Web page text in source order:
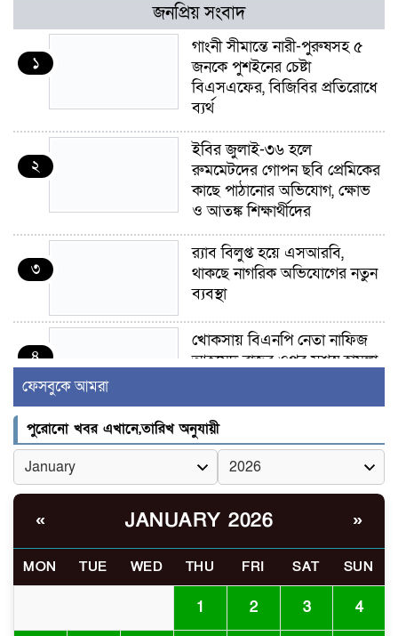
জনপ্রিয় সংবাদ
১
গাংনী সীমান্তে নারী-পুরুষসহ ৫
জনকে পুশইনের চেষ্টা
বিএসএফের, বিজিবির প্রতিরোধে
ব্যর্থ
২
ইবির জুলাই-৩৬ হলে
রুমমেটদের গোপন ছবি প্রেমিকের
কাছে পাঠানোর অভিযোগ, ক্ষোভ
ও আতঙ্ক শিক্ষার্থীদের
৩
র‍্যাব বিলুপ্ত হয়ে এসআরবি,
থাকছে নাগরিক অভিযোগের নতুন
ব্যবস্থা
৪
খোকসায় বিএনপি নেতা নাফিজ
আহমেদ রাজুর ওপর সশস্ত্র হামলা,
৫
সাঈদীর ছবিতে জুতা
নিক্ষেপকারীরা ‘জারজ সন্তান’:
আমির হামজা
৬
ইসলামী বিশ্ববিদ্যালয়র ৪৪
শিক্ষককে ঘিরে দেশব্যাপী গোপন
তৎপরতার অভিযোগ/ তদন্তে
গঠিত হলো উচ্চপর্যায়ের কমিটি
মাত্র ৯১ টন ভারতীয় মরিচেই
ফেসবুকে আমরা
পুরোনো খবর এখানে,তারিখ অনুযায়ী
« JANUARY 2026 »
MON TUE WED THU FRI SAT SUN
1 2 3 4